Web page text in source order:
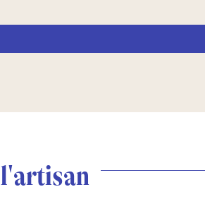
l'artisan